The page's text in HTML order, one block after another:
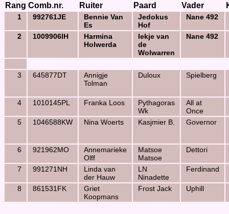
Rang Comb.nr. Ruiter Paard Vader
1 992761JE
Bennie Van
Es
Jedokus
Hof
Nane 492
2 1009906IH
Harmina
Holwerda
Iekje van
de
Wolwarren
Nane 492
3 645877DT
Annigje
Tolman
Duloux Spielberg
4 1010145PL Franka Loos
Pythagoras
Wk
All at
Once
5
1046588KW Nina Woerts Kasjmier B. Governor
6 921962MO
Annemarieke
Olff
Matsoe
Matsoe
Dettori
7 991271NH
Linda van
der Hauw
LN
Ninadette
Ferdinand
8 861531FK
Griet
Koopmans
Frost Jack Uphill